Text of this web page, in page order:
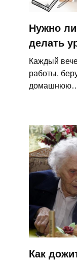
Нужно
делать
Каждый
работы,
Как